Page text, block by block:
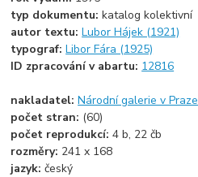
typ dokumentu:katalog kolektivní
autor textu:Lubor Hájek (1921)
typograf:Libor Fára (1925)
ID zpracování v abartu: 12816
nakladatel:Národní galerie v Praze
počet stran: (60)
počet reprodukcí:4 b, 22 čb
rozměry: 241 x 168
jazyk:český